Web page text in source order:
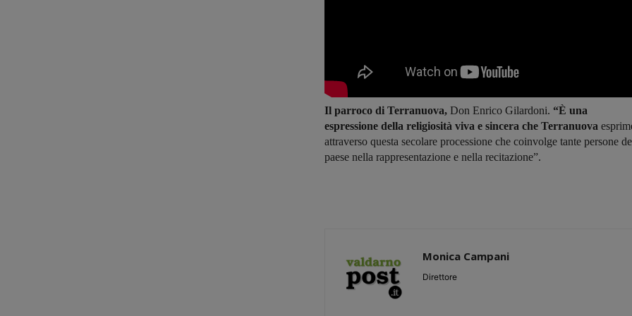
Il parroco di Terranuova, Don Enrico Gilardoni. “È una
espressione della religiosità viva e sincera che Terranuova
attraverso questa secolare processione che coinvolge tante persone
paese nella rappresentazione e nella recitazione”.
Monica Campani
Direttore